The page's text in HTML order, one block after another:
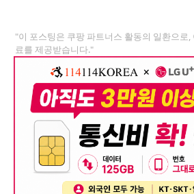
"이 포스팅은 쿠팡 파트너스 활동의 일환으로
료를 제공받습니다."